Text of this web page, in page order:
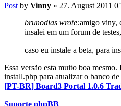
Post by Vinny » 27. August 2011
brunodias wrote:amigo viny,
insalei em um forum de
caso eu instale a beta, para
Essa versão esta muito boa
install.php para atualizar o banco de
[PT-BR] Board3 Portal 1.0.6
Suporte phpBB